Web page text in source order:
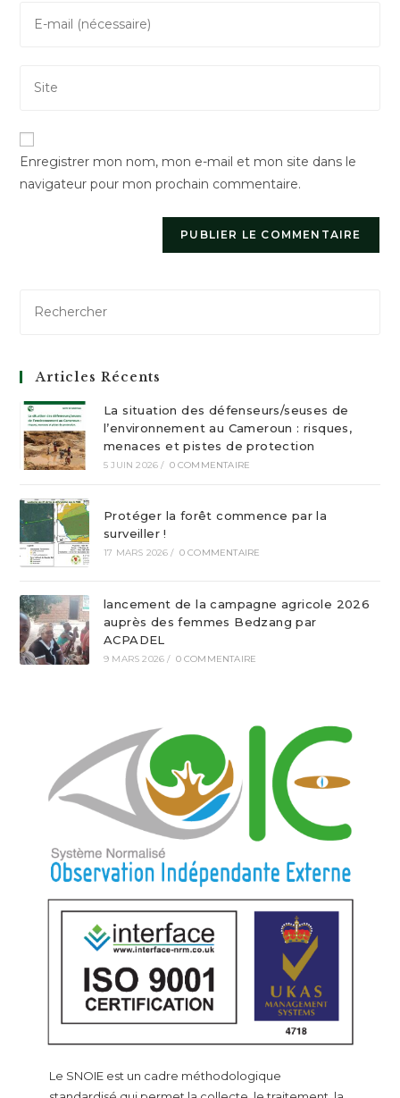
comment
your
address
l’URL
votre
site
(facultatif)
Enregistrer mon nom, mon e-mail et mon site dans le
navigateur pour mon prochain commentaire.
Articles Récents
La situation des défenseurs/seuses de
l’environnement au Cameroun : risques,
menaces et pistes de protection
5 JUIN 2026 / 0 COMMENTAIRE
Protéger la forêt commence par la
surveiller !
17 MARS 2026 / 0 COMMENTAIRE
lancement de la campagne agricole 2026
auprès des femmes Bedzang par
ACPADEL
9 MARS 2026 / 0 COMMENTAIRE
Le SNOIE est un cadre méthodologique